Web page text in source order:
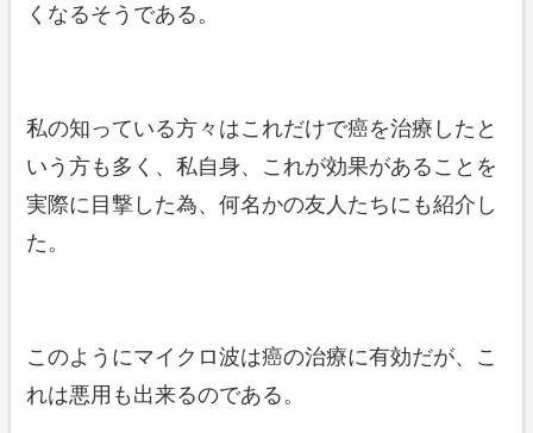
くなるそうである。
私の知っている方々はこれだけで癌を治療したと
いう方も多く、私自身、これが効果があることを
実際に目撃した為、何名かの友人たちにも紹介し
た。
このようにマイクロ波は癌の治療に有効だが、こ
れは悪用も出来るのである。